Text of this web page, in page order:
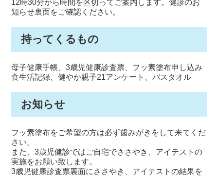
12時30分から時間を区切ってご案内します。健診のお
知らせ裏面をご確認ください。
持ってくるもの
母子健康手帳、3歳児健康診査票、フッ素塗布申し込み
食生活記録、健やか親子21アンケート、バスタオル
お知らせ
フッ素塗布をご希望の方は必ず歯みがきをして来てくだ
さい。
また、3歳児健診ではご自宅でささやき、アイテストの
実施をお願い致します。
3歳児健康診査票裏面にささやき、アイテストの結果を